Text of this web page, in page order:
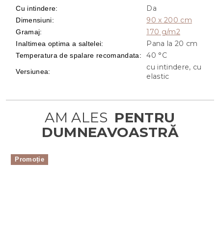
Promoție
Cu intindere: Da
Dimensiuni: 90 x 200 cm
Gramaj: 170 g/m2
Inaltimea optima a saltelei: Pana la 20 cm
Temperatura de spalare recomandata: 40 °C
Versiunea:
cu intindere, cu
elastic